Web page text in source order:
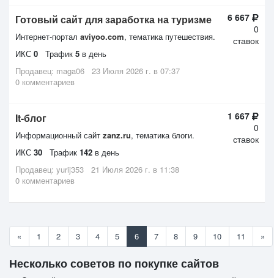
Готовый сайт для заработка на туризме
Интернет-портал aviyoo.com, тематика путешествия.
ИКС 0 Трафик 5 в день
Продавец: maga06
23 Июля 2026 г. в 07:37
0 комментариев
6 667
0
ставок
It-блог
Информационный сайт zanz.ru, тематика блоги.
ИКС 30 Трафик 142 в день
Продавец: yurij353
21 Июля 2026 г. в 11:38
0 комментариев
1 667
0
ставок
« 1 2 3 4 5 6 7 8 9 10 11 »
Несколько советов по покупке сайтов